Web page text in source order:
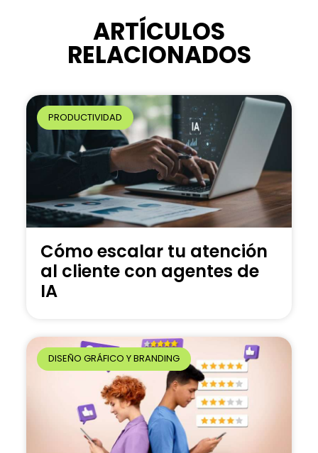
ARTÍCULOS
RELACIONADOS
PRODUCTIVIDAD
Cómo escalar tu atención
al cliente con agentes de
IA
DISEÑO GRÁFICO Y BRANDING